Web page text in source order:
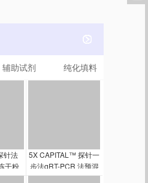
辅助试剂 纯化填料
针法
干粉
5X CAPITAL™ 探针一
步法qRT-PCR 法预混
液，冻干粉